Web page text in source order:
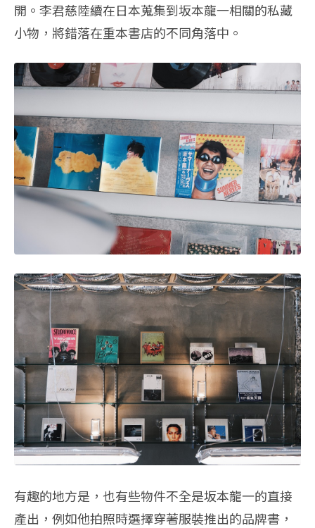
開。李君慈陸續在日本蒐集到坂本龍一相關的私藏
小物，將錯落在重本書店的不同角落中。
有趣的地方是，也有些物件不全是坂本龍一的直接
產出，例如他拍照時選擇穿著服裝推出的品牌書，